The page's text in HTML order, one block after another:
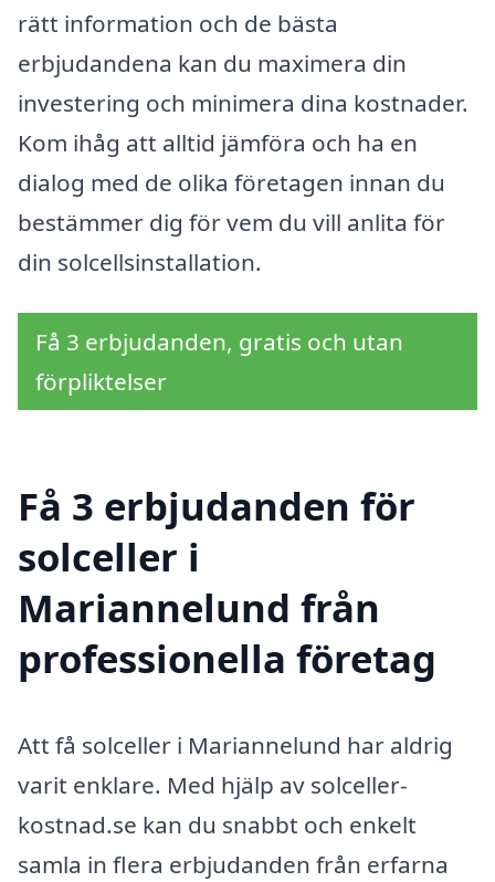
rätt information och de bästa
erbjudandena kan du maximera din
investering och minimera dina kostnader.
Kom ihåg att alltid jämföra och ha en
dialog med de olika företagen innan du
bestämmer dig för vem du vill anlita för
din solcellsinstallation.
Få 3 erbjudanden, gratis och utan
förpliktelser
Få 3 erbjudanden för
solceller i
Mariannelund från
professionella företag
Att få solceller i Mariannelund har aldrig
varit enklare. Med hjälp av solceller-
kostnad.se kan du snabbt och enkelt
samla in flera erbjudanden från erfarna